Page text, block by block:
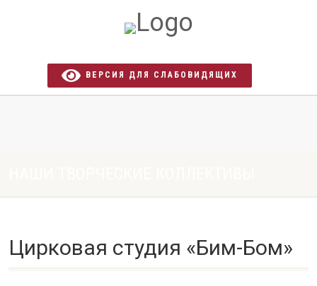
ВЕРСИЯ ДЛЯ СЛАБОВИДЯЩИХ
Цирковая студия «Бим-Бом»